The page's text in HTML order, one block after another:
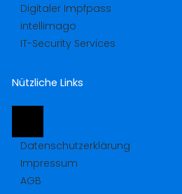
Nützliche Links
Datenschutzerklärung
Impressum
AGB
Digitaler Impfpass
intellimago
IT-Security Services